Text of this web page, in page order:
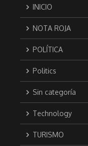
INICIO
NOTA ROJA
POLÍTICA
Politics
Sin categoría
Technology
TURISMO